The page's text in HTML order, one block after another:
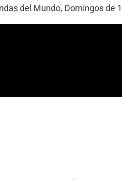
del Mundo, Domingos de